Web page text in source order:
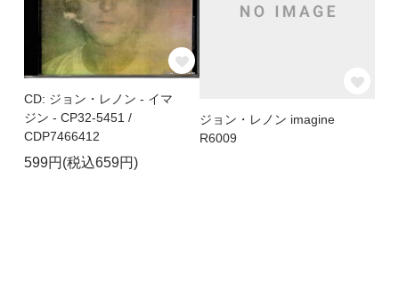
CD: ジョン・レノン - イマ
ジン - CP32-5451 /
CDP7466412
599円(税込659円)
ジョン・レノン imagine
R6009